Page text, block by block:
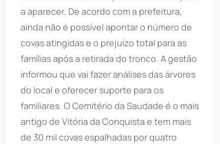
a aparecer. De acordo com a prefeitura,
ainda não é possível apontar o número de
covas atingidas e o prejuízo total para as
famílias após a retirada do tronco. A gestão
informou que vai fazer análises das árvores
do local e oferecer suporte para os
familiares. O Cemitério da Saudade é o mais
antigo de Vitória da Conquista e tem mais
de 30 mil covas espalhadas por quatro